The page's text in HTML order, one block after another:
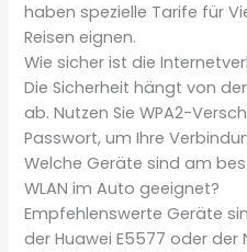
haben spezielle Tarife für
Reisen eignen.
Wie sicher ist die
Die Sicherheit hängt von
ab. Nutzen Sie WPA2-
Passwort, um Ihre
Welche Geräte sind am
WLAN im Auto geeignet?
Empfehlenswerte Geräte
der Huawei E5577 oder der